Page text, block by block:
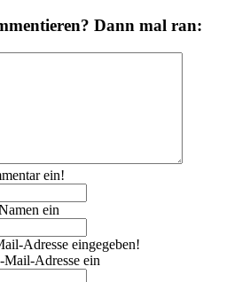
Dann mal ran:
ein!
ein
Adresse eingegeben!
Mail-Adresse ein